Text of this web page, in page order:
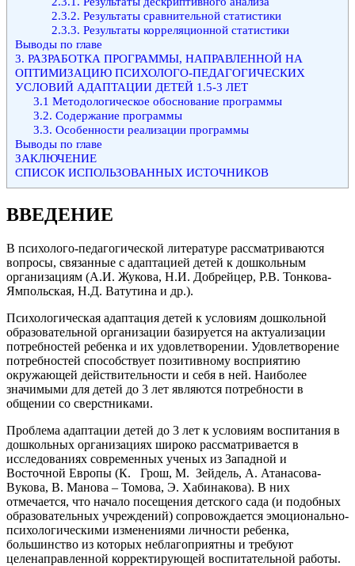
2.3.2. Результаты сравнительной статистики
2.3.3. Результаты корреляционной статистики
Выводы по главе
3. РАЗРАБОТКА ПРОГРАММЫ, НАПРАВЛЕННОЙ НА
ОПТИМИЗАЦИЮ ПСИХОЛОГО-ПЕДАГОГИЧЕСКИХ
УСЛОВИЙ АДАПТАЦИИ ДЕТЕЙ 1.5-3 ЛЕТ
3.1 Методологическое обоснование программы
3.2. Содержание программы
3.3. Особенности реализации программы
Выводы по главе
ЗАКЛЮЧЕНИЕ
СПИСОК ИСПОЛЬЗОВАННЫХ ИСТОЧНИКОВ
ВВЕДЕНИЕ
В психолого-педагогической литературе рассматриваются
вопросы, связанные с адаптацией детей к дошкольным
организациям (А.И. Жукова, Н.И. Добрейцер, Р.В. Тонкова-
Ямпольская, Н.Д. Ватутина и др.).
Психологическая адаптация детей к условиям дошкольной
образовательной организации базируется на актуализации
потребностей ребенка и их удовлетворении. Удовлетворение
потребностей способствует позитивному восприятию
окружающей действительности и себя в ней. Наиболее
значимыми для детей до 3 лет являются потребности в
общении со сверстниками.
Проблема адаптации детей до 3 лет к условиям воспитания в
дошкольных организациях широко рассматривается в
исследованиях современных ученых из Западной и
Восточной Европы (К. Грош, М. Зейдель, А. Атанасова-
Вукова, В. Манова – Томова, Э. Хабинакова). В них
отмечается, что начало посещения детского сада (и подобных
образовательных учреждений) сопровождается эмоционально-
психологическими изменениями личности ребенка,
большинство из которых неблагоприятны и требуют
целенаправленной корректирующей воспитательной работы.